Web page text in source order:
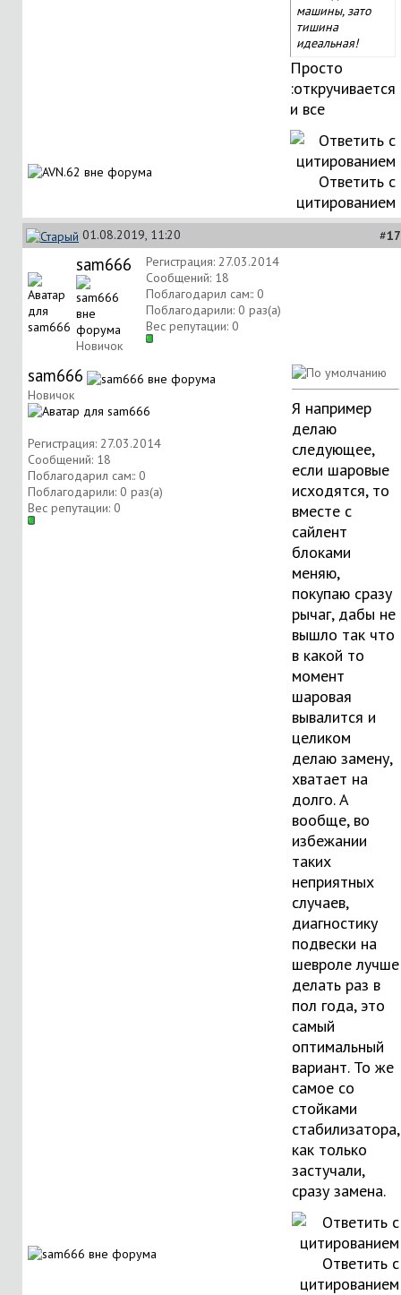
машины, зато
тишина
идеальная!
Просто
:откручивается
и все
Ответить с
цитированием
01.08.2019, 11:20 #17
sam666
Новичок
Регистрация: 27.03.2014
Сообщений: 18
Поблагодарил сам:: 0
Поблагодарили: 0 раз(а)
Вес репутации: 0
sam666
Новичок
Регистрация: 27.03.2014
Сообщений: 18
Поблагодарил сам:: 0
Поблагодарили: 0 раз(а)
Вес репутации: 0
Я например
делаю
следующее,
если шаровые
исходятся, то
вместе с
сайлент
блоками
меняю,
покупаю сразу
рычаг, дабы не
вышло так что
в какой то
момент
шаровая
вывалится и
целиком
делаю замену,
хватает на
долго. А
вообще, во
избежании
таких
неприятных
случаев,
диагностику
подвески на
шевролелучше
делать раз в
пол года, это
самый
оптимальный
вариант. То же
самое со
стойками
стабилизатора,
как только
застучали,
сразу замена.
Ответить с
цитированием